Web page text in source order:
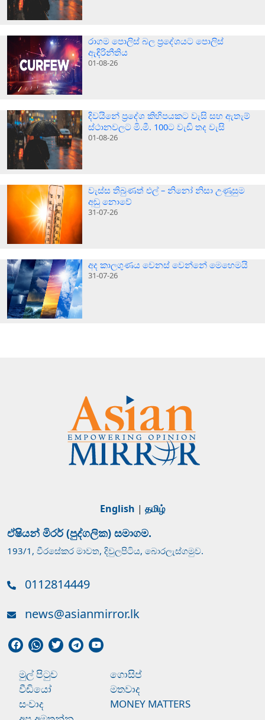
රාගම පොලිස් බල ප්‍රදේශයට පොලිස්
ඇඳිරිනීතිය
01-08-26
දිවයිනේ ප්‍රදේශ කිහිපයකට වැසි සහ ඇතැම්
ස්ථානවලට මි.මී. 100ට වැඩි තද වැසි
01-08-26
වැස්ස තිබුණත් එල් – නිනෝ නිසා උණුසුම
අඩු නොවේ
31-07-26
අද කාලගුණය වෙනස් වෙන්නේ මෙහෙමයි
31-07-26
English | தமிழ்
ඒෂියන් මිරර් (පුද්ගලික) සමාගම.
193/1, වීරසේකර මාවත, දිවුලපිටිය, බොරලැස්ගමුව.
0112814449
news@asianmirror.lk
මුල් පිටුව
ගොසිප්
වීඩියෝ
මතවාද
සංවාද
MONEY MATTERS